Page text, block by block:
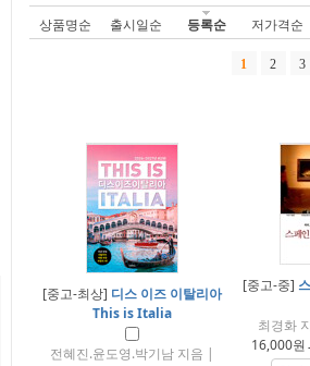
상품명순 출시일순 등록순 저가격순
1 2 3
[중고-최상] 디스 이즈 이탈리아
This is Italia
전혜진.윤도영.박기남 지음 |
[중고-중]
최경화
16,000